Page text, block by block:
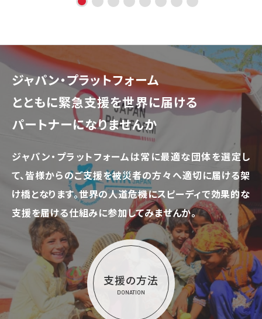
ジャパン・プラットフォーム
とともに緊急支援を世界に届ける
パートナーになりませんか
ジャパン・プラットフォームは常に最適な団体を選定し
て、皆様からのご支援を被災者の方々へ適切に届ける架
け橋となります。世界の人道危機にスピーディで効果的な
支援を届ける仕組みに参加してみませんか。
支援の方法
DONATION